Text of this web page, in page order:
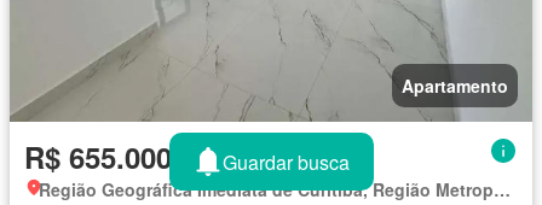
Apartamento
R$ 655.000
Região Geográfica Imediata de Curitiba, Região Metropolitana de Curitiba
Guardar busca